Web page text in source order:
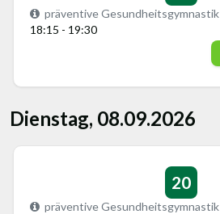
präventive Gesundheitsgymnastik
18:15 - 19:30
Dienstag, 08.09.2026
20
präventive Gesundheitsgymnastik